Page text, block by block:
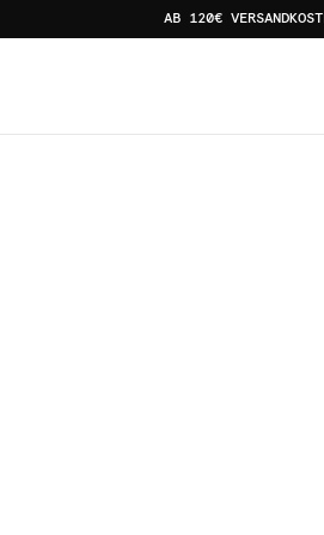
AB 120€